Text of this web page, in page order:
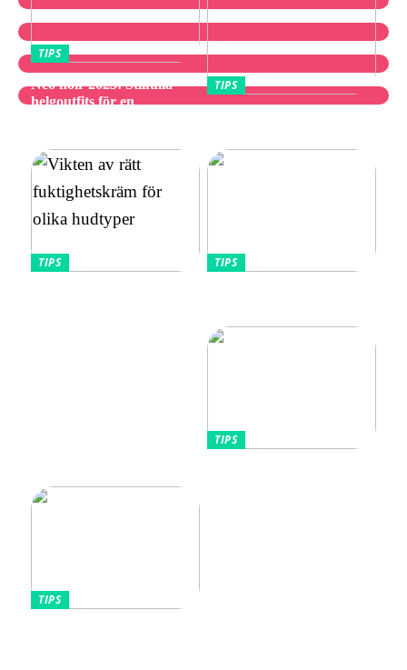
TIPS
Neo noir 2025: Stilfulla
helgoutfits för en
TIPS
TIPS TIPS
TIPS
TIPS